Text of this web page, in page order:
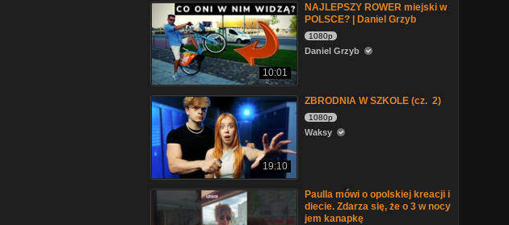
10:01
NAJLEPSZY ROWER miejski w
POLSCE? | Daniel Grzyb
1080p
Daniel Grzyb
19:10
ZBRODNIA W SZKOLE (cz. 2)
1080p
Waksy
Paulla mówi o opolskiej kreacji i
diecie. Zdarza się, że o 3 w nocy
jem kanapkę